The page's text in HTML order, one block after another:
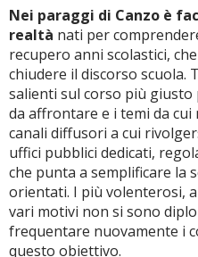
Nei paraggi di Canzo è
realtà nati per
recupero anni scolastici,
chiudere il discorso scuola.
salienti sul corso più giusto
da affrontare e i temi da
canali diffusori a cui
uffici pubblici dedicati,
che punta a semplificare la
orientati. I più volenterosi,
vari motivi non si sono
frequentare nuovamente i
questo obiettivo.